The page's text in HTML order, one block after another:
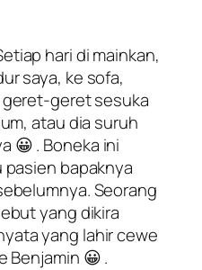
hari di mainkan,
saya, ke sofa,
geret-geret sesuka
atau dia suruh
😀 . Boneka ini
bapaknya
Seorang
yang dikira
yang lahir cewe
Benjamin 😀 .